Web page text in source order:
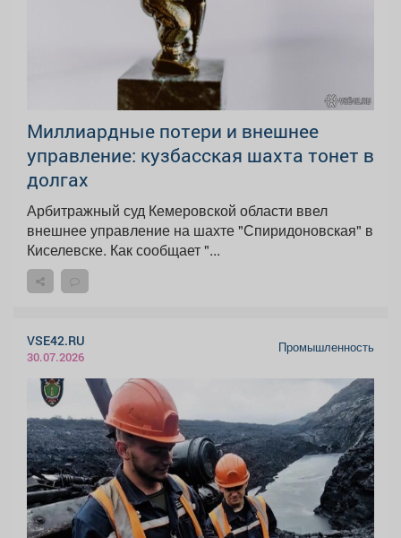
Миллиардные потери и внешнее
управление: кузбасская шахта тонет в
долгах
Арбитражный суд Кемеровской области ввел
внешнее управление на шахте "Спиридоновская" в
Киселевске. Как сообщает "...
VSE42.RU
30.07.2026
Промышленность